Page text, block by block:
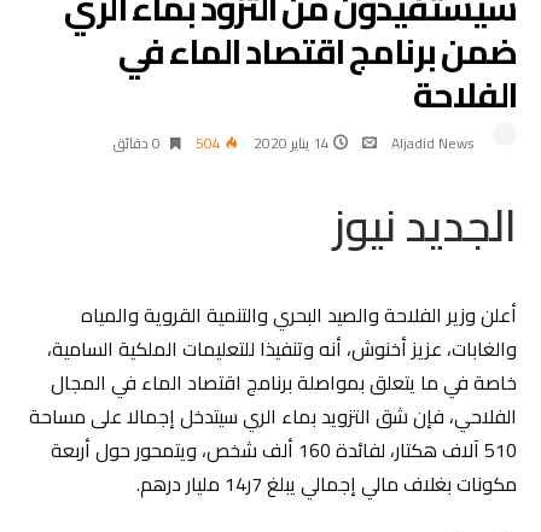
ضمن برنامج اقتصاد الماء في
الفلاحة
Aljadid News 14 يناير 2020 504 0 ‫دقائق‬
الجديد نيوز
أعلن وزير الفلاحة والصيد البحري والتنمية القروية والمياه
والغابات، عزيز أخنوش، أنه وتنفيذا للتعليمات الملكية السامية،
خاصة في ما يتعلق بمواصلة برنامج اقتصاد الماء في المجال
الفلاحي، فإن شق التزويد بماء الري سيتدخل إجمالا على مساحة
510 آلاف هكتار، لفائدة 160 ألف شخص، ويتمحور حول أربعة
مكونات بغلاف مالي إجمالي يبلغ 7ر14 مليار درهم.